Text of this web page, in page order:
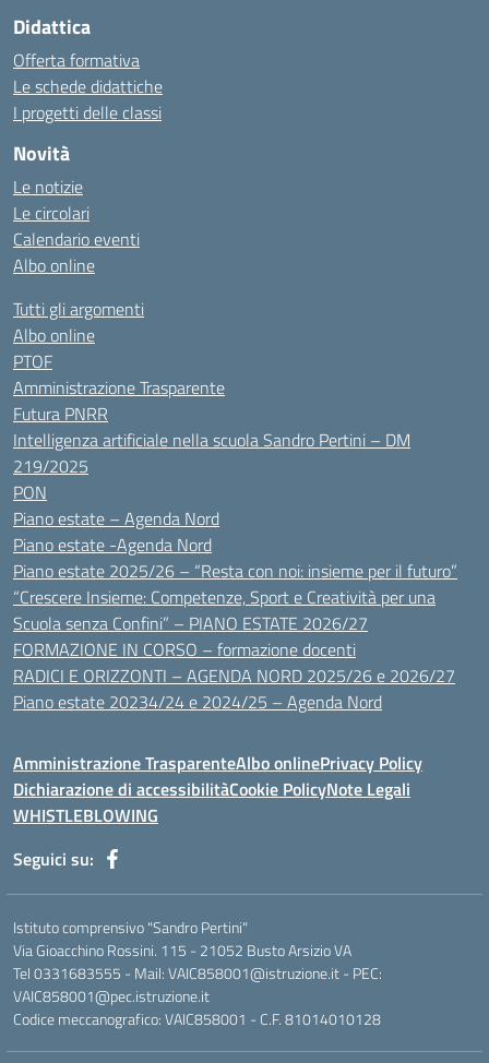
Didattica
Offerta formativa
Le schede didattiche
I progetti delle classi
Novità
Le notizie
Le circolari
Calendario eventi
Albo online
Tutti gli argomenti
Albo online
PTOF
Amministrazione Trasparente
Futura PNRR
Intelligenza artificiale nella scuola Sandro Pertini – DM
219/2025
PON
Piano estate – Agenda Nord
Piano estate -Agenda Nord
Piano estate 2025/26 – “Resta con noi: insieme per il futuro”
“Crescere Insieme: Competenze, Sport e Creatività per una
Scuola senza Confini” – PIANO ESTATE 2026/27
FORMAZIONE IN CORSO – formazione docenti
RADICI E ORIZZONTI – AGENDA NORD 2025/26 e 2026/27
Piano estate 20234/24 e 2024/25 – Agenda Nord
Amministrazione TrasparenteAlbo onlinePrivacy Policy
Dichiarazione di accessibilitàCookie PolicyNote Legali
WHISTLEBLOWING
Seguici su:
Istituto comprensivo "Sandro Pertini"
Via Gioacchino Rossini. 115 - 21052 Busto Arsizio VA
Tel 0331683555 - Mail: VAIC858001@istruzione.it - PEC:
VAIC858001@pec.istruzione.it
Codice meccanografico: VAIC858001 - C.F. 81014010128